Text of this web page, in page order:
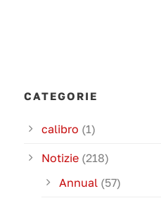
CATEGORIE
calibro (1)
Notizie (218)
Annual (57)